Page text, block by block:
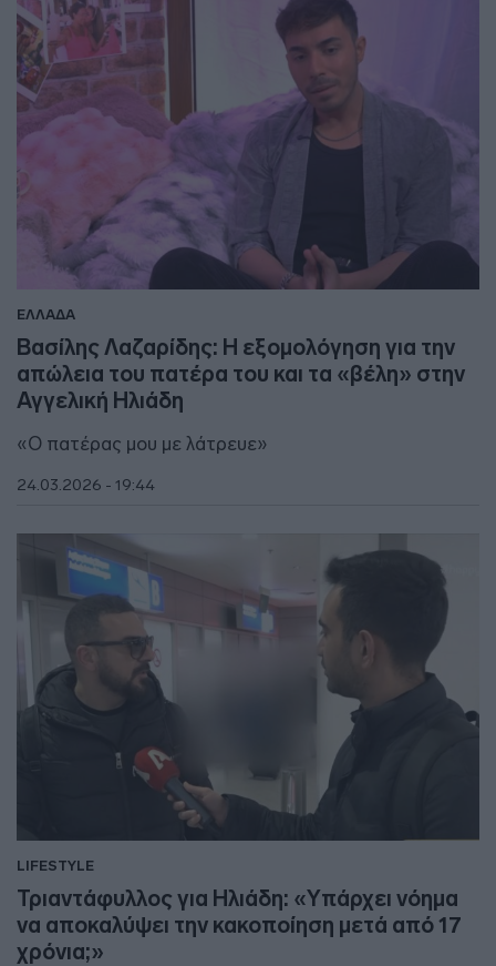
ΕΛΛΑΔΑ
Βασίλης Λαζαρίδης: Η εξομολόγηση για την
απώλεια του πατέρα του και τα «βέλη» στην
Αγγελική Ηλιάδη
«Ο πατέρας μου με λάτρευε»
24.03.2026 - 19:44
LIFESTYLE
Τριαντάφυλλος για Ηλιάδη: «Υπάρχει νόημα
να αποκαλύψει την κακοποίηση μετά από 17
χρόνια;»